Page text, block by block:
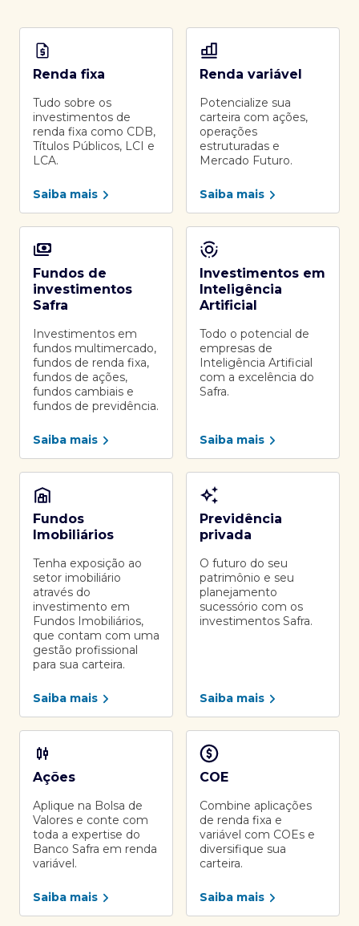
Renda fixa
Tudo sobre os
investimentos de
renda fixa como CDB,
Títulos Públicos, LCI e
LCA.
Saiba mais
Renda variável
Potencialize sua
carteira com ações,
operações
estruturadas e
Mercado Futuro.
Saiba mais
Fundos de
investimentos
Safra
Investimentos em
fundos multimercado,
fundos de renda fixa,
fundos de ações,
fundos cambiais e
fundos de previdência.
Saiba mais
Investimentos em
Inteligência
Artificial
Todo o potencial de
empresas de
Inteligência Artificial
com a excelência do
Safra.
Saiba mais
Fundos
Imobiliários
Tenha exposição ao
setor imobiliário
através do
investimento em
Fundos Imobiliários,
que contam com uma
gestão profissional
para sua carteira.
Saiba mais
Previdência
privada
O futuro do seu
patrimônio e seu
planejamento
sucessório com os
investimentos Safra.
Saiba mais
Ações
Aplique na Bolsa de
Valores e conte com
toda a expertise do
Banco Safra em renda
variável.
Saiba mais
COE
Combine aplicações
de renda fixa e
variável com COEs e
diversifique sua
carteira.
Saiba mais